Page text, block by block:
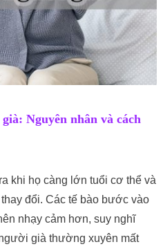
Nguyên nhân và cách
khi họ càng lớn tuổi cơ thể và
đổi. Các tế bào bước vào
nhạy cảm hơn, suy nghĩ
già thường xuyên mất